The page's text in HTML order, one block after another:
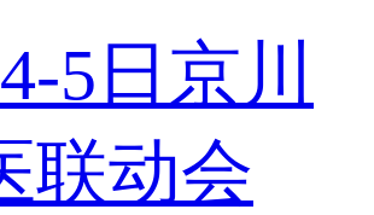
5日京川
联动会